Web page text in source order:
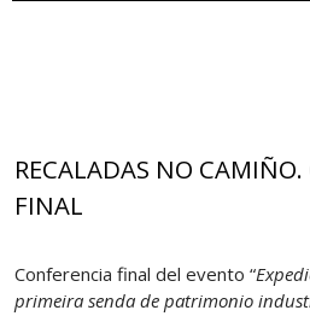
RECALADAS NO
FINAL
Conferencia final del evento “
primeira senda de patrimonio